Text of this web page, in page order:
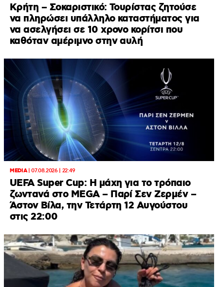
Κρήτη – Σοκαριστικό: Τουρίστας ζητούσε
να πληρώσει υπάλληλο καταστήματος για
να ασελγήσει σε 10 χρονο κορίτσι που
καθόταν αμέριμνο στην αυλή
MEDIA|07.08.2026 | 22:49
UEFA Super Cup: Η μάχη για το τρόπαιο
ζωντανά στο MEGA – Παρί Σεν Ζερμέν –
Άστον Βίλα, την Τετάρτη 12 Αυγούστου
στις 22:00